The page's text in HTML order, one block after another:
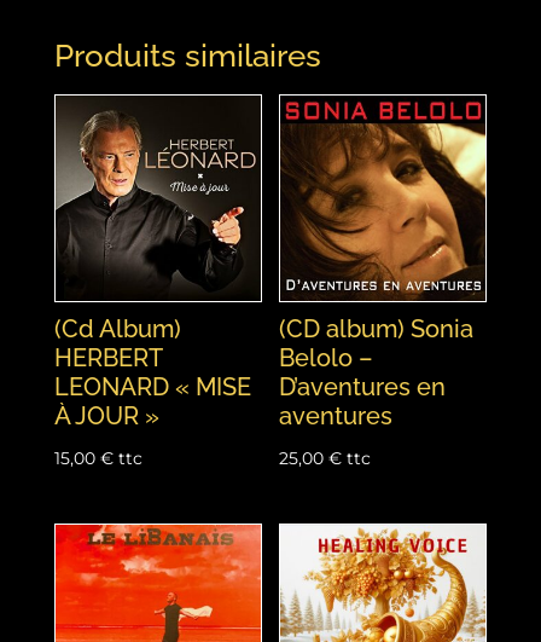
Produits similaires
(Cd Album)
HERBERT
LEONARD « MISE
À JOUR »
15,00 € ttc
(CD album) Sonia
Belolo –
D’aventures en
aventures
25,00€ ttc